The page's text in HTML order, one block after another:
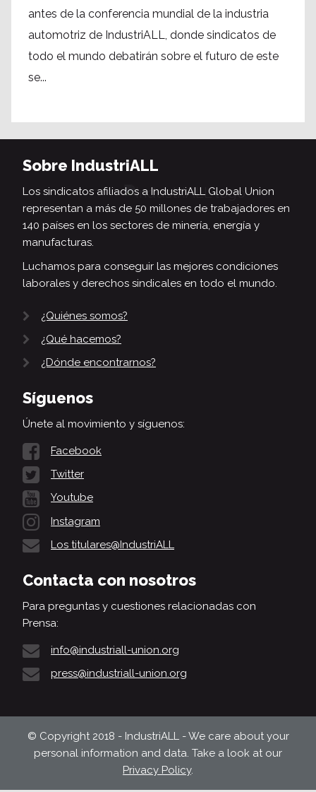
antes de la conferencia mundial de la industria
automotriz de IndustriALL, donde sindicatos de
todo el mundo debatirán sobre el futuro de este
se...
Sobre IndustriALL
Los sindicatos afiliados a IndustriALL Global Union
representan a más de 50 millones de trabajadores en
140 países en los sectores de minería, energía y
manufacturas.
Luchamos para conseguir las mejores condiciones
laborales y derechos sindicales en todo el mundo.
¿Quiénes somos?
¿Qué hacemos?
¿Dónde encontrarnos?
Síguenos
Únete al movimiento y síguenos:
Facebook
Twitter
Youtube
Instagram
Los titulares@IndustriALL
Contacta con nosotros
Para preguntas y cuestiones relacionadas con
Prensa:
info@industriall-union.org
press@industriall-union.org
© Copyright 2018 - IndustriALL - We care about your
personal information and data. Take a look at our
Privacy Policy.